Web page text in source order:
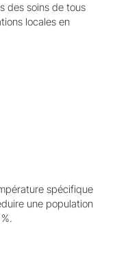
des soins de tous
locales en
spécifique
une population